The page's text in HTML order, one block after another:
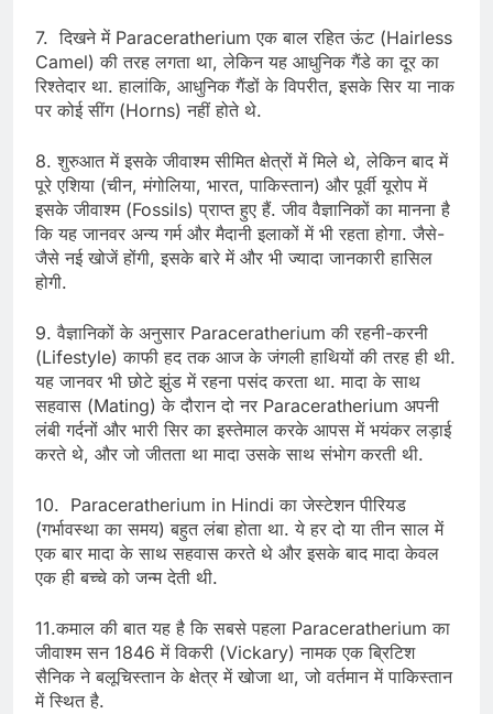
7. दिखने में Paraceratherium एक बाल रहित ऊंट (Hairless
Camel) की तरह लगता था, लेकिन यह आधुनिक गैंडे का दूर का
रिश्तेदार था. हालांकि, आधुनिक गैंडों के विपरीत, इसके सिर या नाक
पर कोई सींग (Horns) नहीं होते थे.
8. शुरुआत में इसके जीवाश्म सीमित क्षेत्रों में मिले थे, लेकिन बाद में
पूरे एशिया (चीन, मंगोलिया, भारत, पाकिस्तान) और पूर्वी यूरोप में
इसके जीवाश्म (Fossils) प्राप्त हुए हैं. जीव वैज्ञानिकों का मानना है
कि यह जानवर अन्य गर्म और मैदानी इलाकों में भी रहता होगा. जैसे-
जैसे नई खोजें होंगी, इसके बारे में और भी ज्यादा जानकारी हासिल
होगी.
9. वैज्ञानिकों के अनुसार Paraceratherium की रहनी-करनी
(Lifestyle) काफी हद तक आज के जंगली हाथियों की तरह ही थी.
यह जानवर भी छोटे झुंड में रहना पसंद करता था. मादा के साथ
सहवास (Mating) के दौरान दो नर Paraceratherium अपनी
लंबी गर्दनों और भारी सिर का इस्तेमाल करके आपस में भयंकर लड़ाई
करते थे, और जो जीतता था मादा उसके साथ संभोग करती थी.
10. Paraceratherium in Hindi का जेस्टेशन पीरियड
(गर्भावस्था का समय) बहुत लंबा होता था. ये हर दो या तीन साल में
एक बार मादा के साथ सहवास करते थे और इसके बाद मादा केवल
एक ही बच्चे को जन्म देती थी.
11.कमाल की बात यह है कि सबसे पहला Paraceratherium का
जीवाश्म सन 1846 में विकरी (Vickary) नामक एक ब्रिटिश
सैनिक ने बलूचिस्तान के क्षेत्र में खोजा था, जो वर्तमान में पाकिस्तान
में स्थित है.